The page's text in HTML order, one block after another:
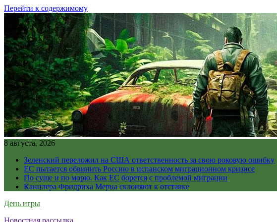
Перейти к содержимому
8 августа, 2026
Зеленский переложил на США ответственность за свою роковую ошибку
ЕС пытается обвинить Россию в испанском миграционном кризисе
По суше и по морю. Как ЕС борется с проблемой миграции
Канцлера Фридриха Мерца склоняют к отставке
День игры
Новостная рассылка